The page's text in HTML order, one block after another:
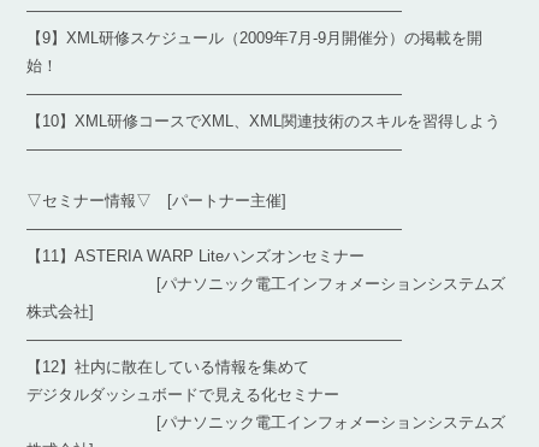
————————————————————————
【9】XML研修スケジュール（2009年7月-9月開催分）の掲載を開
始！
————————————————————————
【10】XML研修コースでXML、XML関連技術のスキルを習得しよう
————————————————————————
▽セミナー情報▽ [パートナー主催]
————————————————————————
【11】ASTERIA WARP Liteハンズオンセミナー
[パナソニック電工インフォメーションシステムズ
株式会社]
————————————————————————
【12】社内に散在している情報を集めて
デジタルダッシュボードで見える化セミナー
[パナソニック電工インフォメーションシステムズ